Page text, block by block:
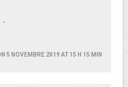
.
5 NOVEMBRE 2019 AT 15 H 15 MIN